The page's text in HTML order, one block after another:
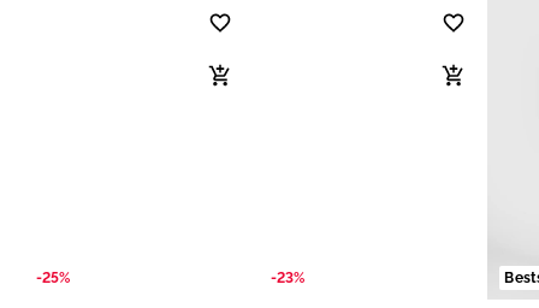
-25% -23%